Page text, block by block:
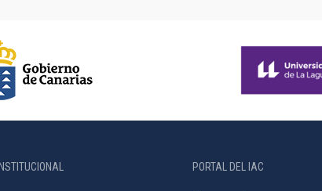
PORTAL DEL IAC